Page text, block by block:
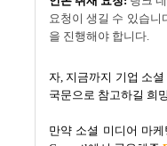
요청이 생길 수 있습니
을 진행해야 합니다
자 지금까지 기업 소
국문으로 참고하길 희
만약 소셜 미디어 마